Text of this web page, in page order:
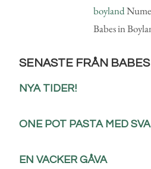
boyland
Babes in
SENASTE FRÅN
NYA TIDER!
ONE POT PASTA MED
EN VACKER GÅVA